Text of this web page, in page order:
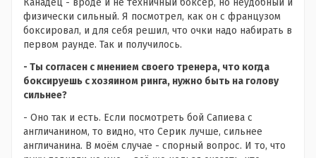
Канадец - вроде и не техничный боксер, но неудобный и
физически сильный. Я посмотрел, как он с французом
боксировал, и для себя решил, что очки надо набирать в
первом раунде. Так и получилось.
- Ты согласен с мнением своего тренера, что когда
боксируешь с хозяином ринга, нужно быть на голову
сильнее?
- Оно так и есть. Если посмотреть бой Сапиева с
англичанином, то видно, что Серик лучше, сильнее
англичанина. В моём случае - спорный вопрос. И то, что